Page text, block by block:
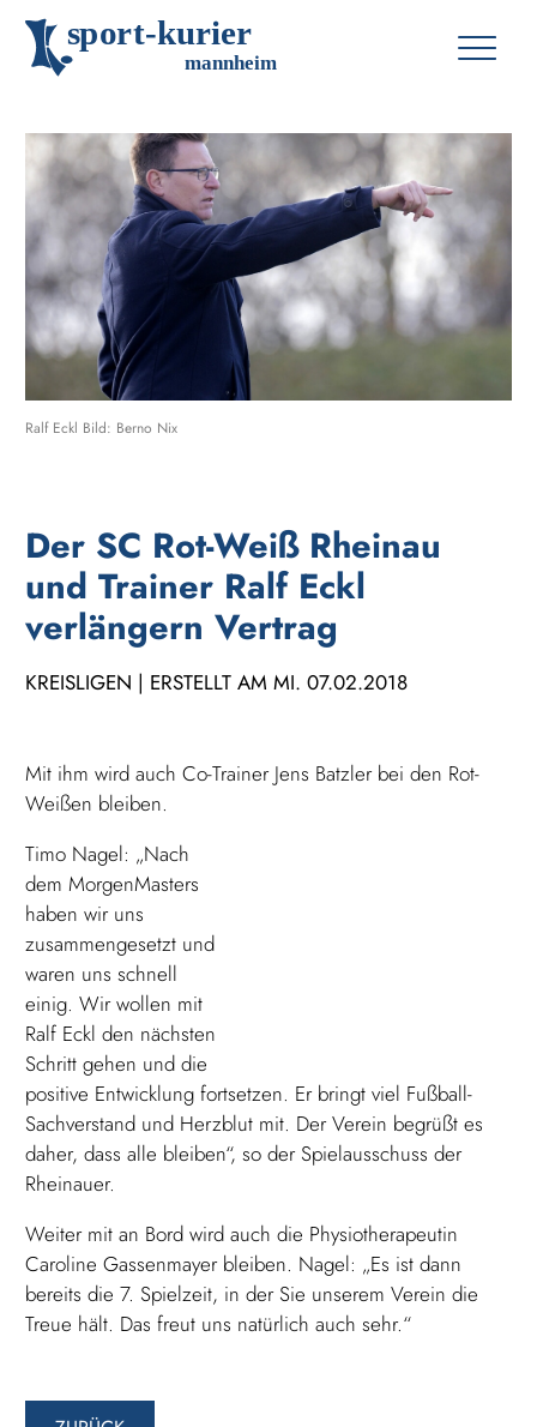
sport-kurier
mannheim
Ralf Eckl Bild: Berno Nix
Der SC Rot-Weiß Rheinau
und Trainer Ralf Eckl
verlängern Vertrag
KREISLIGEN | ERSTELLT AM MI. 07.02.2018
Mit ihm wird auch Co-Trainer Jens Batzler bei den Rot-
Weißen bleiben.
Timo Nagel: „Nach
dem MorgenMasters
haben wir uns
zusammengesetzt und
waren uns schnell
einig. Wir wollen mit
Ralf Eckl den nächsten
Schritt gehen und die
positive Entwicklung fortsetzen. Er bringt viel Fußball-
Sachverstand und Herzblut mit. Der Verein begrüßt es
daher, dass alle bleiben“, so der Spielausschuss der
Rheinauer.
Weiter mit an Bord wird auch die Physiotherapeutin
Caroline Gassenmayer bleiben. Nagel: „Es ist dann
bereits die 7. Spielzeit, in der Sie unserem Verein die
Treue hält. Das freut uns natürlich auch sehr.“